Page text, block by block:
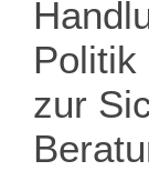
Politik
zur